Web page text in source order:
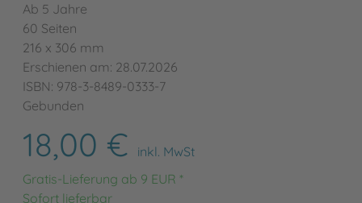
Ab 5 Jahre
60 Seiten
216 x 306 mm
Erschienen am: 28.07.2026
ISBN: 978-3-8489-0333-7
Gebunden
18,00 €
inkl. MwSt
Gratis-Lieferung ab 9 EUR *
Sofort lieferbar